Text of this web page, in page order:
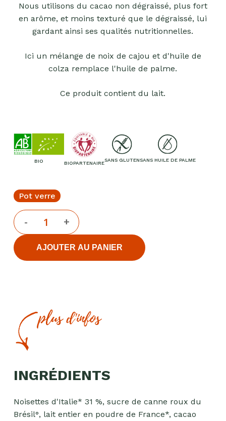
Nous utilisons du cacao non dégraissé, plus fort
en arôme, et moins texturé que le dégraissé, lui
gardant ainsi ses qualités nutritionnelles.
Ici un mélange de noix de cajou et d'huile de
colza remplace l'huile de palme.
Ce produit contient du lait.
BIO BIOPARTENAIRESANS GLUTENSANS HUILE DE PALME
Pot verre
AJOUTER AU PANIER
plus d'infos
INGRÉDIENTS
Noisettes d'Italie* 31 %, sucre de canne roux du
Brésil°, lait entier en poudre de France*, cacao